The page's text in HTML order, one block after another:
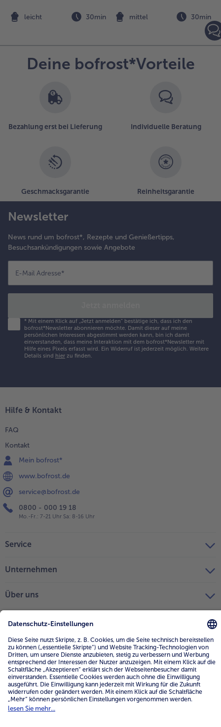
leicht 30min mittel 30min
Deine bofrost*Vorteile
Bezahlung erst bei Lieferung Individuelle Beratung
Geschmacksgarantie Reinheitsgarantie
Newsletter
News rund um bofrost*, Rezepte und Genießertipps,
Besuchsankündigungen sowie Angebote
E-Mail Adresse*
* Mit einem Klick auf „Jetzt anmelden" bestätige ich, dass ich den
bofrost*Newsletter abonnieren möchte. Damit dieser auf meine
persönlichen Interessen abgestimmt werden kann, bin ich damit
einverstanden, dass meine Interaktion mit dem bofrost*Newsletter mit
Hilfe eines Pixels erfasst wird. Ein Widerruf ist jederzeit möglich. Weitere
Details sind hier zu finden.
Hilfe & Kontakt
FAQ
Kontakt
Mein bofrost*
www.bofrost.de
service@bofrost.de
0800 - 000 19 18
Mo.-Fr.: 7-21 Uhr Sa: 8-16 Uhr
Service
Unternehmen
Über uns